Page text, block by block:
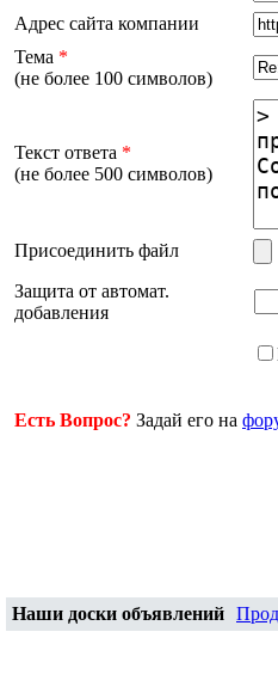
Адрес сайта компании
Тема *
(не более 100 символов)
Текст ответа *
(не более 500 символов)
Присоединить файл
Защита от автомат.
добавления
Есть Вопрос? Задай его на
Наши доски объявлений